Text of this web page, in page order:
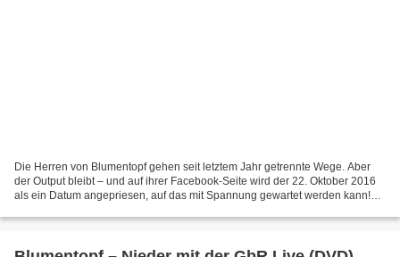
Die Herren von Blumentopf gehen seit letztem Jahr getrennte Wege. Aber
der Output bleibt – und auf ihrer Facebook-Seite wird der 22. Oktober 2016
als ein Datum angepriesen, auf das mit Spannung gewartet werden kann!